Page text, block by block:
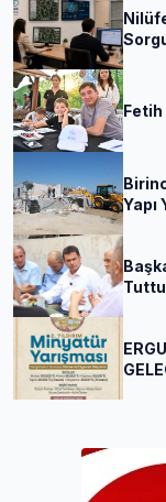
Fetih
Yapı